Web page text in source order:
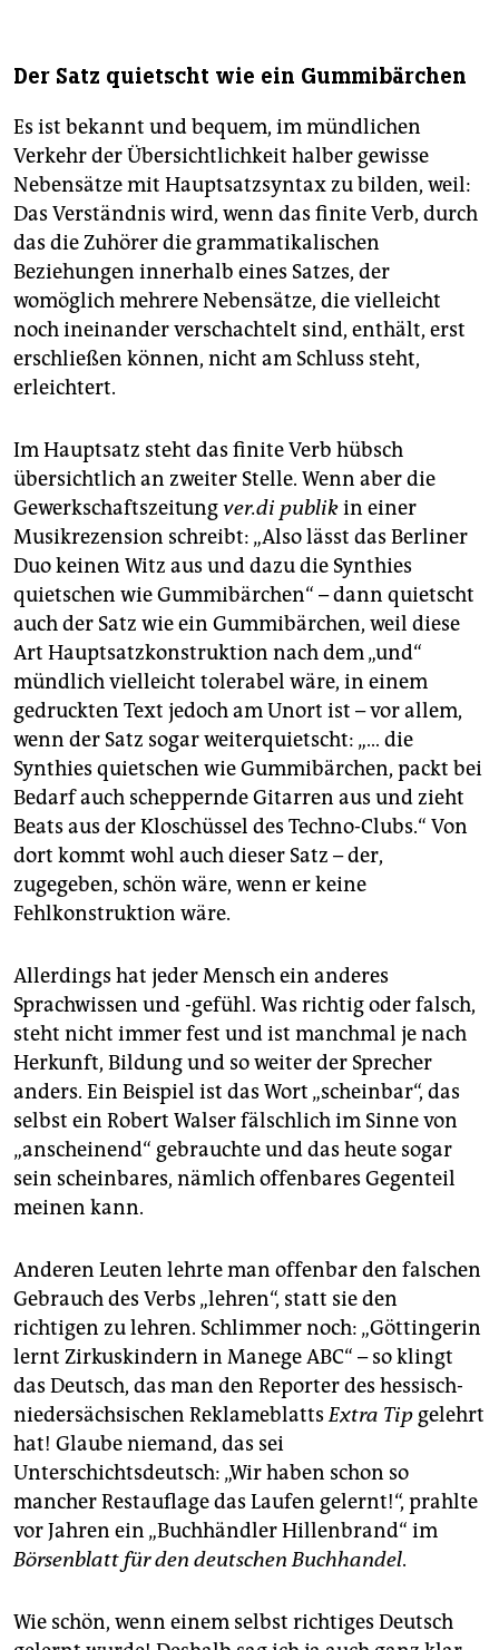
Der Satz quietscht wie ein Gummibärchen
Es ist bekannt und bequem, im mündlichen
Verkehr der Übersichtlichkeit halber gewisse
Nebensätze mit Hauptsatzsyntax zu bilden, weil:
Das Verständnis wird, wenn das finite Verb, durch
das die Zuhörer die grammatikalischen
Beziehungen innerhalb eines Satzes, der
womöglich mehrere Nebensätze, die vielleicht
noch ineinander verschachtelt sind, enthält, erst
erschließen können, nicht am Schluss steht,
erleichtert.
Im Hauptsatz steht das finite Verb hübsch
übersichtlich an zweiter Stelle. Wenn aber die
Gewerkschaftszeitungver.di publikin einer
Musikrezension schreibt: „Also lässt das Berliner
Duo keinen Witz aus und dazu die Synthies
quietschen wie Gummibärchen“ – dann quietscht
auch der Satz wie ein Gummibärchen, weil diese
Art Hauptsatzkonstruktion nach dem „und“
mündlich vielleicht tolerabel wäre, in einem
gedruckten Text jedoch am Unort ist – vor allem,
wenn der Satz sogar weiterquietscht: „… die
Synthies quietschen wie Gummibärchen, packt bei
Bedarf auch scheppernde Gitarren aus und zieht
Beats aus der Kloschüssel des Techno-Clubs.“ Von
dort kommt wohl auch dieser Satz – der,
zugegeben, schön wäre, wenn er keine
Fehlkonstruktion wäre.
Allerdings hat jeder Mensch ein anderes
Sprachwissen und -gefühl. Was richtig oder falsch,
steht nicht immer fest und ist manchmal je nach
Herkunft, Bildung und so weiter der Sprecher
anders. Ein Beispiel ist das Wort „scheinbar“, das
selbst ein Robert Walser fälschlich im Sinne von
„anscheinend“ gebrauchte und das heute sogar
sein scheinbares, nämlich offenbares Gegenteil
meinen kann.
Anderen Leuten lehrte man offenbar den falschen
Gebrauch des Verbs „lehren“, statt sie den
richtigen zu lehren. Schlimmer noch: „Göttingerin
lernt Zirkuskindern in Manege ABC“ – so klingt
das Deutsch, das man den Reporter des hessisch-
niedersächsischen ReklameblattsExtra Tip gelehrt
hat! Glaube niemand, das sei
Unterschichtsdeutsch: „Wir haben schon so
mancher Restauflage das Laufen gelernt!“, prahlte
vor Jahren ein „Buchhändler Hillenbrand“ im
Börsenblatt für den deutschen Buchhandel.
Wie schön, wenn einem selbst richtiges Deutsch